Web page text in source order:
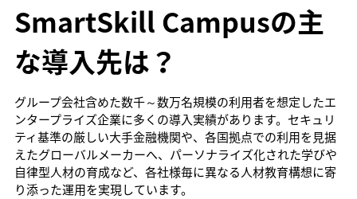
SmartSkill Campusの主
な導入先は？
グループ会社含めた数千～数万名規模の利用者を想定したエ
ンタープライズ企業に多くの導入実績があります。セキュリ
ティ基準の厳しい大手金融機関や、各国拠点での利用を見据
えたグローバルメーカーへ、パーソナライズ化された学びや
自律型人材の育成など、各社様毎に異なる人材教育構想に寄
り添った運用を実現しています。